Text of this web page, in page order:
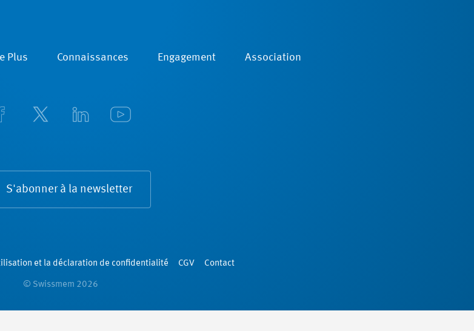
Plus Connaissances Engagement Association
S'abonner à la newsletter
et la déclaration de confidentialité CGV Contact
© Swissmem 2026